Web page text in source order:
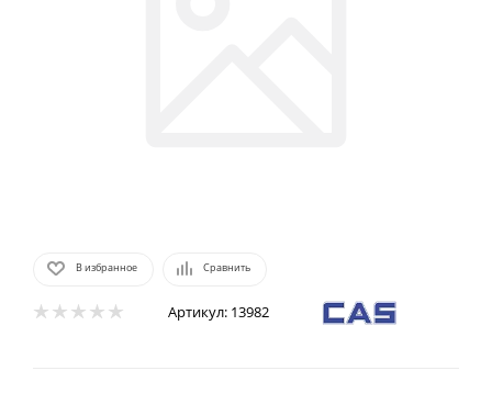
В избранное Сравнить
Артикул: 13982